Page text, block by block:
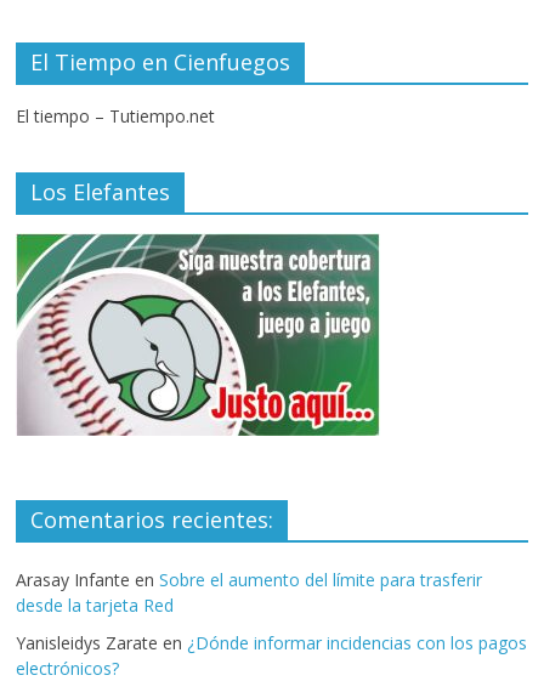
El Tiempo en Cienfuegos
El tiempo – Tutiempo.net
Los Elefantes
Comentarios recientes:
Arasay Infante enSobre el aumento del límite para trasferir
desde la tarjeta Red
Yanisleidys Zarate en ¿Dónde informar incidencias con los pagos
electrónicos?